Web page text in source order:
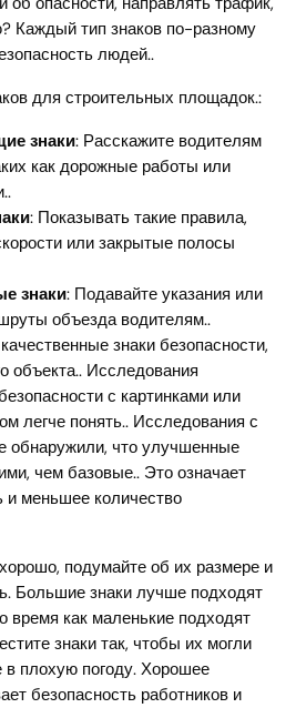
Каждый тип знаков по-разному
людей..
для строительных площадок.:
знаки: Расскажите водителям
как дорожные работы или
: Показывать такие правила,
или закрытые полосы
знаки: Подавайте указания или
объезда водителям..
знаки безопасности,
объекта.. Исследования
с картинками или
легче понять.. Исследования с
обнаружили, что улучшенные
чем базовые.. Это означает
меньшее количество
подумайте об их размере и
Большие знаки лучше подходят
время как маленькие подходят
знаки так, чтобы их могли
в плохую погоду. Хорошее
безопасность работников и